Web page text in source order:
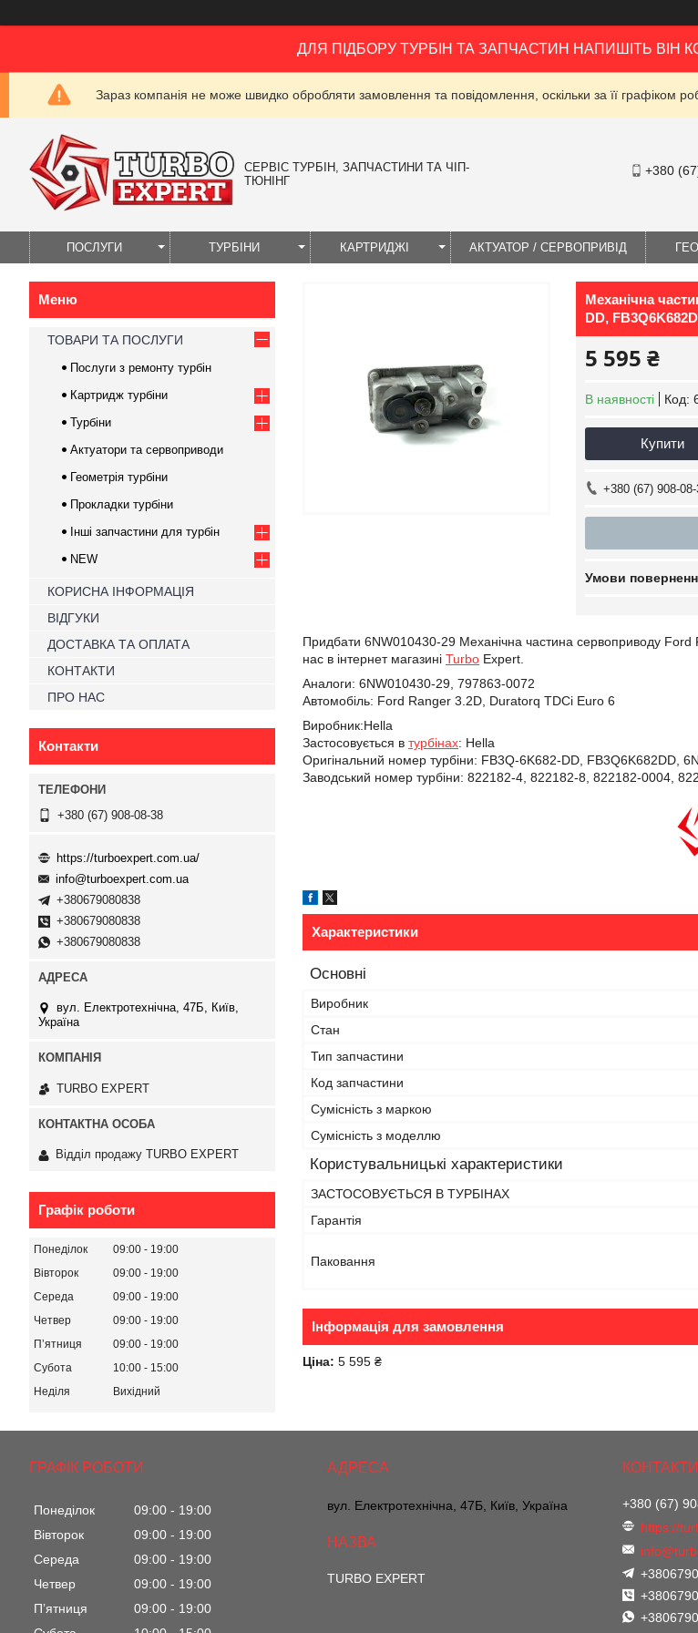
ДЛЯ ПІДБОРУ ТУРБІН ТА ЗАПЧАСТИН НАПИШІТЬ ВІН
Зараз компанія не може швидко обробляти замовлення та повідомлення, оскільки за її графіком
СЕРВІС ТУРБІН, ЗАПЧАСТИНИ ТА ЧІП-
ТЮНІНГ
+380
ПОСЛУГИ ТУРБІНИ КАРТРИДЖІ АКТУАТОР / СЕРВОПРИВІД
Механічна
DD,
5 595 ₴
В наявності Код:
Купити
+380 (67) 908-
Придбати 6NW010430-29 Механічна частина сервоприводу
нас в інтернет магазині Turbo Expert.
Аналоги: 6NW010430-29, 797863-0072
Автомобіль: Ford Ranger 3.2D, Duratorq TDCi Euro 6
Виробник:Hella
Застосовується в турбінах: Hella
Оригінальний номер турбіни: FB3Q-6K682-DD, FB3Q6K682DD,
Заводський номер турбіни: 822182-4, 822182-8, 822182-0004,
Характеристики
Основні
Виробник
Стан
Тип запчастини
Код запчастини
Сумісність з маркою
Сумісність з моделлю
Користувальницькі характеристики
ЗАСТОСОВУЄТЬСЯ В ТУРБІНАХ
Гарантія
Паковання
Інформація для замовлення
Ціна: 5 595 ₴
ТОВАРИ ТА ПОСЛУГИ
Послуги з ремонту турбін
Картридж турбіни
Турбіни
Актуатори та сервоприводи
Геометрія турбіни
Прокладки турбіни
Інші запчастини для турбін
NEW
КОРИСНА ІНФОРМАЦІЯ
ВІДГУКИ
ДОСТАВКА ТА ОПЛАТА
КОНТАКТИ
ПРО НАС
Контакти
+380 (67) 908-08-38
https://turboexpert.com.ua/
info@turboexpert.com.ua
+380679080838
+380679080838
+380679080838
вул. Електротехнічна, 47Б, Київ,
Україна
TURBO EXPERT
Відділ продажу TURBO EXPERT
Графік роботи
Понеділок 09:00
19:00
Вівторок
09:00
19:00
Середа
09:00
19:00
Четвер
09:00
19:00
Пʼятниця
09:00
19:00
Субота
10:00
15:00
Неділя
Вихідний
ГРАФІК РОБОТИ
Понеділок 09:00
19:00
Вівторок
09:00
19:00
Середа
09:00
19:00
Четвер
09:00
19:00
Пʼятниця
09:00
19:00
вул. Електротехнічна, 47Б, Київ, Україна
TURBO EXPERT
+380 (67)
https://